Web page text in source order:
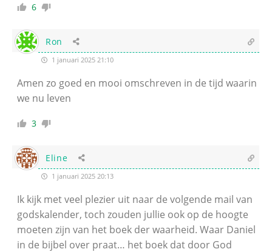
6
Ron
1 januari 2025 21:10
Amen zo goed en mooi omschreven in de tijd waarin
we nu leven
3
Eline
1 januari 2025 20:13
Ik kijk met veel plezier uit naar de volgende mail van
godskalender, toch zouden jullie ook op de hoogte
moeten zijn van het boek der waarheid. Waar Daniel
in de bijbel over praat… het boek dat door God